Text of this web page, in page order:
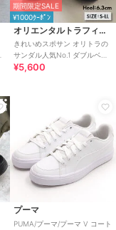
期間限定SALE
¥1000ｸｰﾎﾟﾝ
オリエンタルトラフィック
きれいめスポサン オリトラの
サンダル人気No.1 ダブルベル
ト スポーツサンダル /42207
¥5,600
プーマ
PUMA/プーマ/プーマ V コート